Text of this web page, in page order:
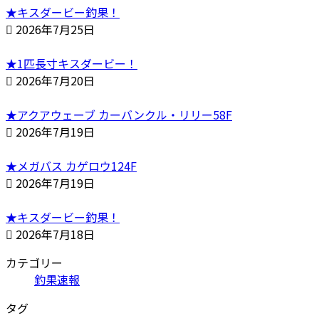
★キスダービー釣果！
2026年7月25日
★1匹長寸キスダービー！
2026年7月20日
★アクアウェーブ カーバンクル・リリー58F
2026年7月19日
★メガバス カゲロウ124F
2026年7月19日
★キスダービー釣果！
2026年7月18日
カテゴリー
釣果速報
タグ